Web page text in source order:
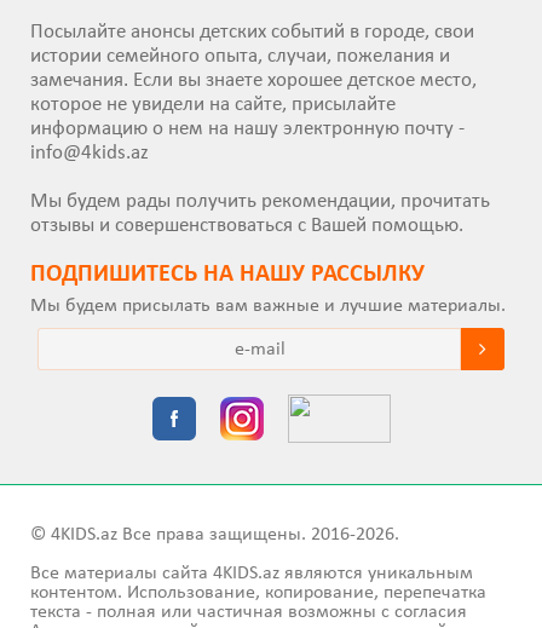
Посылайте анонсы детских событий в городе, свои
истории семейного опыта, случаи, пожелания и
замечания. Если вы знаете хорошее детское место,
которое не увидели на сайте, присылайте
информацию о нем на нашу электронную почту -
info@4kids.az
Мы будем рады получить рекомендации, прочитать
отзывы и совершенствоваться с Вашей помощью.
ПОДПИШИТEСЬ НА НАШУ РАССЫЛКУ
Мы будем присылать вам важные и лучшие материалы.
© 4KIDS.az Все права защищены. 2016-2026.
Все материалы сайта 4KIDS.az являются уникальным
контентом. Использование, копирование, перепечатка
текста - полная или частичная возможны с согласия